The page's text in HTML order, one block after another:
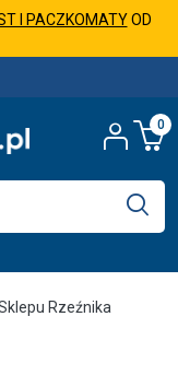
I PACZKOMATYOD
0
Rzeźnika